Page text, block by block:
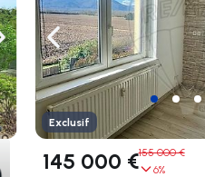
vers la droite
Naviguer vers la gauche
Exclusif
145 000 €155 000 €
6%